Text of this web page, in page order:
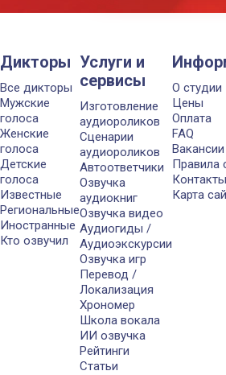
Дикторы
Все дикторы
Мужские
голоса
Женские
голоса
Детские
голоса
Известные
Региональные
Иностранные
Кто озвучил
Услуги и
сервисы
Изготовление
аудиороликов
Сценарии
аудиороликов
Автоответчики
Озвучка
аудиокниг
Озвучка видео
Аудиогиды /
Аудиоэкскурсии
Озвучка игр
Перевод /
Локализация
Хрономер
Школа вокала
ИИ озвучка
Рейтинги
Статьи
О студии
Цены
Оплата
FAQ
Вакансии
Правила
Контакты
Карта